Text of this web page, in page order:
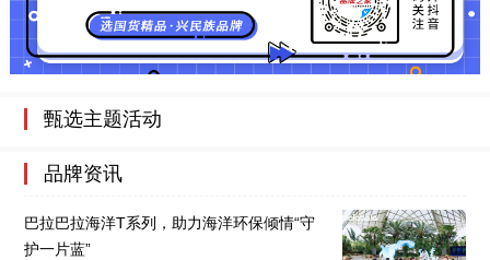
甄选主题活动
品牌资讯
巴拉巴拉海洋T系列，助力海洋环保倾情“守
护一片蓝”